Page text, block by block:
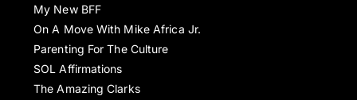
My New BFF
On A Move With Mike Africa Jr.
Parenting For The Culture
SOL Affirmations
The Amazing Clarks